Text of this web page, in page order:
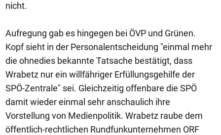
nicht.
Aufregung gab es hingegen bei ÖVP und Grünen.
Kopf sieht in der Personalentscheidung "einmal mehr
die ohnedies bekannte Tatsache bestätigt, dass
Wrabetz nur ein willfähriger Erfüllungsgehilfe der
SPÖ-Zentrale" sei. Gleichzeitig offenbare die SPÖ
damit wieder einmal sehr anschaulich ihre
Vorstellung von Medienpolitik. Wrabetz raube dem
öffentlich-rechtlichen Rundfunkunternehmen ORF